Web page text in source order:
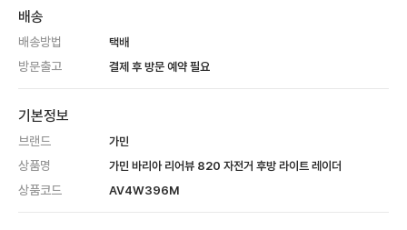
배송
배송방법 택배
방문출고 결제 후 방문 예약 필요
기본정보
브랜드 가민
상품명 가민 바리아 리어뷰 820 자전거 후방 라이트 레이더
상품코드 AV4W396M